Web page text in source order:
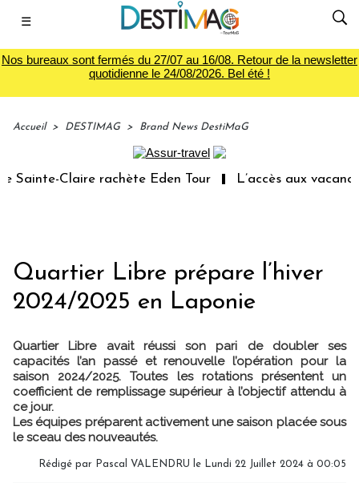
☰
Nos bureaux sont fermés du 27/07 au 16/08. Retour de la newsletter
quotidienne le 24/08/2026. Bel été !
Accueil > DESTIMAG > Brand News DestiMaG
Claire rachète Eden Tour L’accès aux
Quartier Libre prépare l’hiver
2024/2025 en Laponie
Quartier Libre avait réussi son pari de doubler ses
capacités l’an passé et renouvelle l’opération pour la
saison 2024/2025. Toutes les rotations présentent un
coefficient de remplissage supérieur à l’objectif attendu à
ce jour.
Les équipes préparent activement une saison placée sous
le sceau des nouveautés.
Rédigé par Pascal VALENDRU le Lundi 22 Juillet 2024 à 00:05